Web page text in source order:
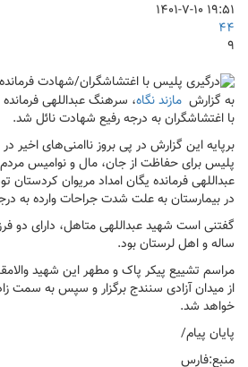
۱۹:۵۱ ۱۴۰۱-۷-۱۰
۴۴
۹
به گزارش مازند نگاه، سرهنگ عبداللهی فرمانده
با اغتشاشگران به درجه رفیع شهادت نائل شد.
برپایه این گزارش در پی بروز ناامنی‌های
پلیس برای حفاظت از جان، مال و نوامیس
عبداللهی فرمانده یگان امداد مریوان
در بیمارستان به علت شدت جراحات وارده به
ساله و اهل لرستان بود.
از میدان آزادی سنندج برگزار و سپس به سمت
خواهد شد.
پایان پیام/
منبع:فارس